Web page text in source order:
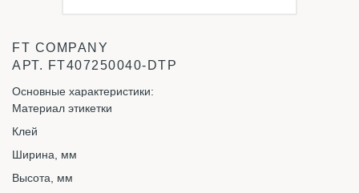
FT COMPANY
АРТ. FT407250040-DTP
Основные характеристики:
Материал этикетки
Клей
Ширина, мм
Высота, мм